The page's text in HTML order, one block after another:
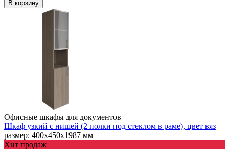
В корзину
Офисные шкафы для документов
Шкаф узкий с нишей (2 полки под стеклом в раме), цвет вяз
размер: 400х450х1987 мм
Хит продаж